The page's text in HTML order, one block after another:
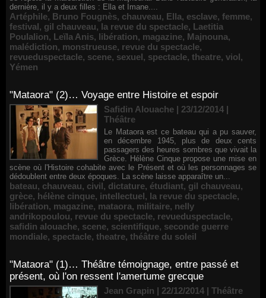
dernière, il y a deux filles : Ella et Imane....
Artéphile, Bruno Fougnès, chauveau, Ella, esclave, femme,
festival, gil chauveau, la revue du spectacle, Laetitia
Poulalion, Leïla Anis, libération, magazine, Majnouna,
malédiction, monstrueuse, revue du spectacle,
revueduspectacle, scene, sexuel, spectacle, theatre, viol,
Yémen
"Mataora" (2)… Voyage entre Histoire et espoir
Safidin Alouache | 23/12/2014 |
Théâtre
Le Mataora est ce bateau qui a pu sauver,
en décembre 1945, plus de deux cents
passagers des heures sombres que vivait la
Grèce. Hélène Cinque propose une mise en
scène où l'Histoire cohabite avec le Présent et où les personnages se
dédoublent entre deux époques. La scène laisse apparaître un...
bateau, chauveau, civil, dictature, étudiant, gil chauveau,
grèce, hélène cinque, intellectuel, la revue du spectacle,
libération, magazine, mataora, militaire, nelly
andrikopoulou, revue du spectacle, revueduspectacle,
safidin alouache, scene, scientifique, seconde guerre
mondiale, spectacle, theatre, théâtre du soleil
"Mataora" (1)… Théâtre témoignage, entre passé et
présent, où l'on ressent l'amertume grecque
Jean Grapin | 22/12/2014 | Théâtre